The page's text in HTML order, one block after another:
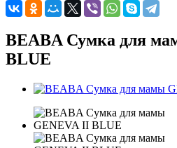
BEABA Сумка для
BLUE